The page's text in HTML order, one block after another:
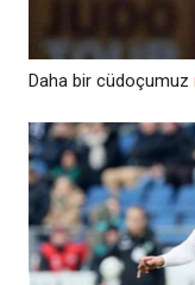
Daha bir cüdoçumuz